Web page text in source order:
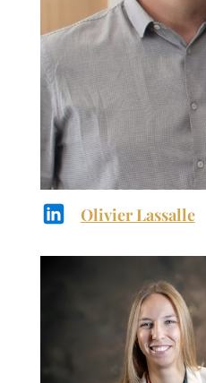
Olivier Lassalle